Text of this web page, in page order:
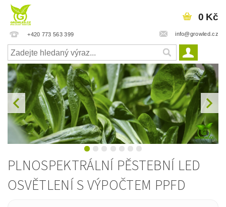
+420 773 563 399 info@growled.cz
0 Kč
PLNOSPEKTRÁLNÍ PĚSTEBNÍ LED
OSVĚTLENÍ S VÝPOČTEM PPFD